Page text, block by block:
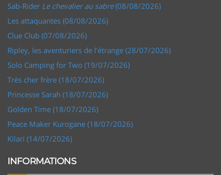
Sab-Rider Le chevalier au sabre(08/08/2026)
Les attaquantes (08/08/2026)
Clue Club (07/08/2026)
Ripley, les aventuriers de l'étrange (28/07/2026)
Solo Camping for Two (19/07/2026)
Très cher frère (18/07/2026)
Princesse Sarah (18/07/2026)
Golden Time (18/07/2026)
Peace Maker Kurogane (18/07/2026)
Kilari (14/07/2026)
INFORMATIONS